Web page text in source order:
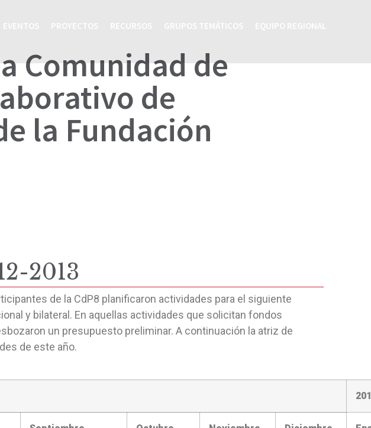
Comunidad de
de
la Fundación
2013
de la CdP8 planificaron actividades para el siguiente
y bilateral. En aquellas actividades que solicitan fondos
un presupuesto preliminar. A continuación la atriz de
de este año.